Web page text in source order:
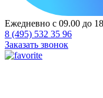
Ежедневно с 09.00 до
8 (495) 532 35 96
Заказать звонок